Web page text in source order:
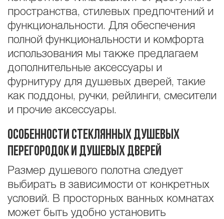
пространства, стилевых предпочтений и
функциональности. Для обеспечения
полной функциональности и комфорта
использования мы также предлагаем
дополнительные аксессуары и
фурнитуру для душевых дверей, такие
как поддоны, ручки, рейлинги, смесители
и прочие аксессуары.
Особенности стеклянных душевых
перегородок и душевых дверей
Размер душевого полотна следует
выбирать в зависимости от конкретных
условий. В просторных ванных комнатах
может быть удобно установить